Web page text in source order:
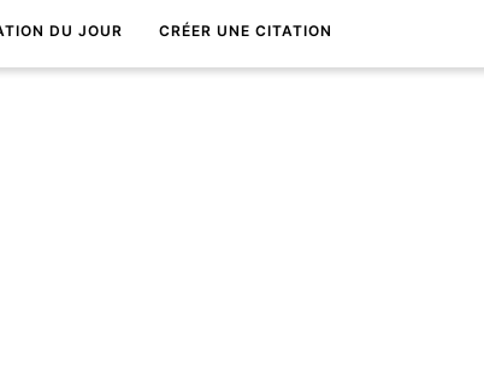
DU JOUR CRÉER UNE CITATION